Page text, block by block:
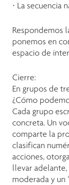
· La secuencia
Respondemos
ponemos en
espacio de
Cierre:
En grupos de
¿Cómo
Cada grupo
concreta. Un
comparte la
clasifican
acciones,
llevar adelante,
moderada y un